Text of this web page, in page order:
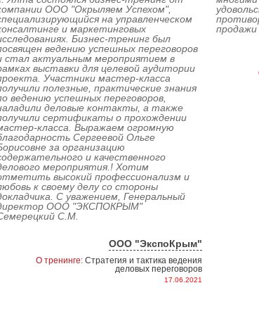
ООО "Окрыляем Успехом",
на управленческом
и маркетинговых
Бизнес-тренинг был
ведению успешных переговоров
стал актуальным мероприятием в
выставки для целевой аудитории
Участники мастер-класса
полезные, практические знания
ведению успешных переговоров,
деловые контакты, а также
сертификаты о прохождении
класса. Выражаем огромную
Сергеевой Ольге
за организацию
и качественного
мероприятия.! Хотим
высокий профессионализм и
к своему делу со стороны
С уважением, Генеральный
ООО "ЭКСПОКРЫМ"
С.М.
ООО "ЭкспоКрым"
О тренинге:Стратегия и тактика ведения
деловых переговоров
17.06.2021
продажи